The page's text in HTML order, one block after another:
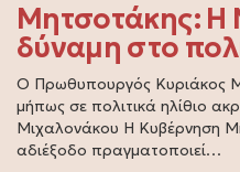
Μητσοτάκης: Η
δύναμη στο
Ο Πρωθυπουργός Κυριάκος
μήπως σε πολιτικά ηλίθιο
Μιχαλονάκου Η Κυβέρνηση
αδιέξοδο πραγματοποιεί…